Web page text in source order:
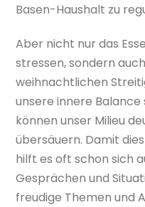
Basen-Haushalt zu
Aber nicht nur das
stressen, sondern
weihnachtlichen
unsere innere
können unser Milieu
übersäuern. Damit
hilft es oft schon sich
Gesprächen und
freudige Themen und